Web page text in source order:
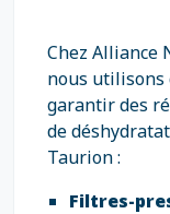
Chez Alliance
nous utilisons
garantir des
de
Taurion :
Filtres-